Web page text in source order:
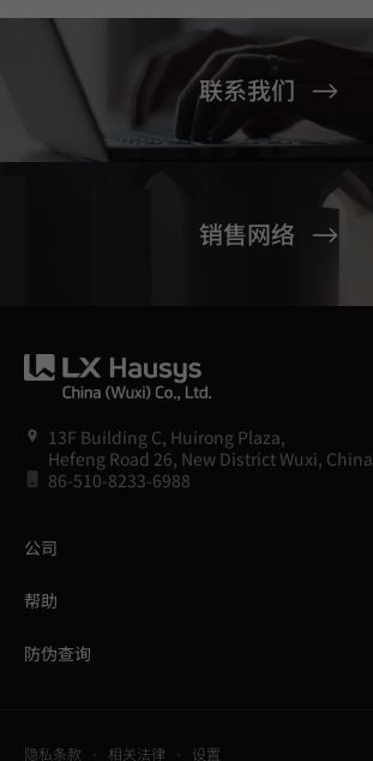
联系我们
销售网络
13F Building C, Huirong Plaza,
Hefeng Road 26, New District Wuxi, China
86-510-8233-6988
公司
帮助
防伪查询
隐私条款 相关法律 设置